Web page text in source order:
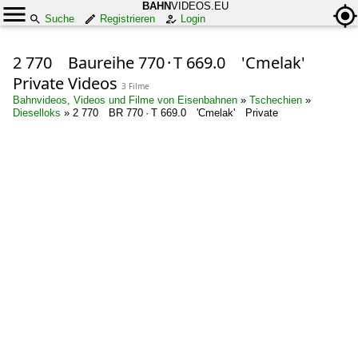
BAHNVIDEOS.EU
Suche
Registrieren Login
2 770 Baureihe 770 · T 669.0 'Cmelak'
Private Videos 3 Filme
Bahnvideos, Videos und Filme von Eisenbahnen » Tschechien »
Dieselloks » 2 770 BR 770 · T 669.0 'Cmelak' Private